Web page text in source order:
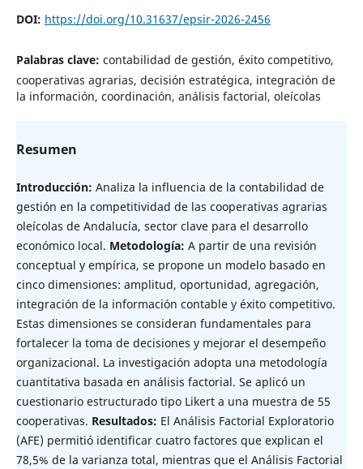
DOI: https://doi.org/10.31637/epsir-2026-2456
Palabras clave: contabilidad de gestión, éxito competitivo,
cooperativas agrarias, decisión estratégica, integración de
la información, coordinación, análisis factorial, oleícolas
Resumen
Introducción: Analiza la influencia de la contabilidad de
gestión en la competitividad de las cooperativas agrarias
oleícolas de Andalucía, sector clave para el desarrollo
económico local. Metodología: A partir de una revisión
conceptual y empírica, se propone un modelo basado en
cinco dimensiones: amplitud, oportunidad, agregación,
integración de la información contable y éxito competitivo.
Estas dimensiones se consideran fundamentales para
fortalecer la toma de decisiones y mejorar el desempeño
organizacional. La investigación adopta una metodología
cuantitativa basada en análisis factorial. Se aplicó un
cuestionario estructurado tipo Likert a una muestra de 55
cooperativas. Resultados: El Análisis Factorial Exploratorio
(AFE) permitió identificar cuatro factores que explican el
78,5% de la varianza total, mientras que el Análisis Factorial